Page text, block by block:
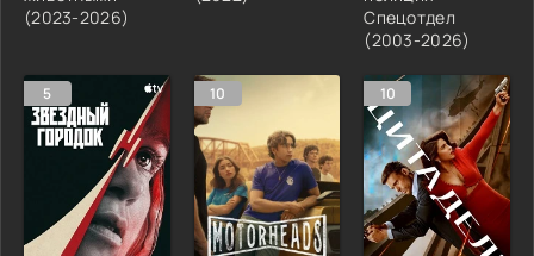
(2023-2026)
Спецотдел
(2003-2026)
5 10 10